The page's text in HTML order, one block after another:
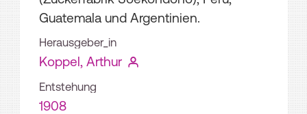
Guatemala und Argentinien.
Herausgeber_in
Koppel, Arthur
Entstehung
1908